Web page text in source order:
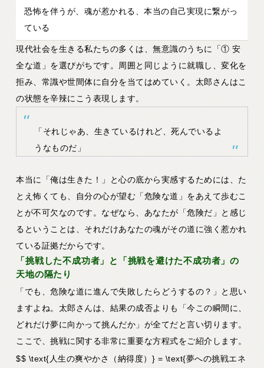
恐怖を伴うが、魂が惹かれる、本当の自己実現に繋がっ
ている
現代社会を生きる私たちの多くは、無意識のうちに
「① 安
全な道」 を選びがちです。周囲と同じように就職し、変化を
拒み、常識や世間体に自分を当てはめていく。太郎さんはこ
の状態を辛辣にこう表現します。
「それじゃあ、生きているけれど、死んでいるよ
うなものだ」
本当に「俺は生きた！」と心の底から実感するためには、た
とえ怖くても、自分の心が望む「危険な道」をあえて歩むこ
とが不可欠なのです。なぜなら、あなたが「危険だ」と感じ
るということは、それだけあなたの魂がその道に強く惹かれ
ている証拠だからです。
「挑戦した不成功者」と「挑戦を避けた不成功者」の
天地の隔たり
「でも、危険な道に進んで失敗したらどうするの？」と思い
ますよね。太郎さんは、結果の成否よりも
「今この瞬間に、
どれだけ夢に向かって挑んだか」 が全てだと言い切ります。
ここで、挑戦に関する非常に重要な方程式をご紹介します。
$$ \text{人生の爽やかさ（納得度）} = \text{夢への挑戦エネ